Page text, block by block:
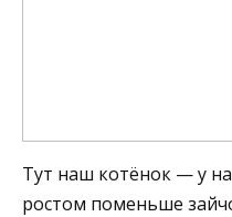
Тут наш котёнок — у
ростом поменьше